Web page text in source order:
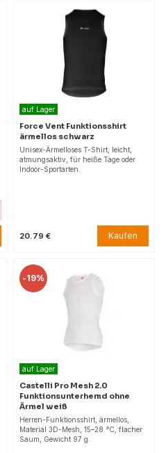
auf Lager
Force Vent Funktionsshirt
ärmellos schwarz
Unisex-Ärmelloses T-Shirt, leicht,
atmungsaktiv, für heiße Tage oder
Indoor-Sportarten.
20.79 € Kaufen
-19%
auf Lager
Castelli Pro Mesh 2.0
Funktionsunterhemd ohne
Ärmel weiß
Herren-Funktionsshirt, ärmellos,
Material 3D-Mesh, 15–28 °C, flacher
Saum, Gewicht 97 g.